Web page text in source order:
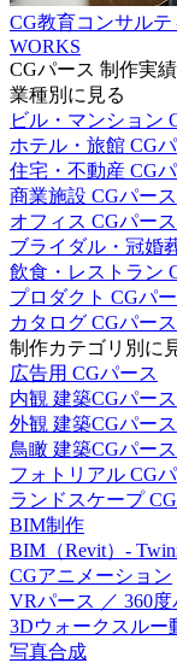
CG教育コンサルテ
WORKS
CGパース 制作実績
業種別に見る
ビル・マンション
ホテル・旅館 CG
住宅・不動産 CG
商業施設 CGパース
オフィス CGパース
ブライダル・冠婚
飲食・レストラン
プロダクト CGパ
カタログ CGパース
制作カテゴリ別に
広告用 CGパース
内観 建築CGパース
外観 建築CGパース
鳥瞰 建築CGパー
フォトリアル CG
ランドスケープ
BIM制作
BIM（Revit）-
CGアニメーション
VRパース ／ 360度
3Dウォークスルー
写真合成